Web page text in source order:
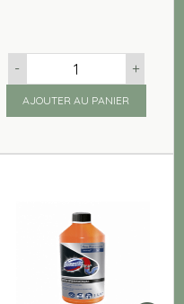
- +
AJOUTER AU PANIER